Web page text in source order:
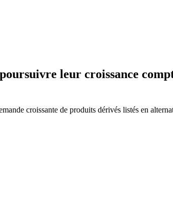
leur croissance
croissante de produits dérivés listés en